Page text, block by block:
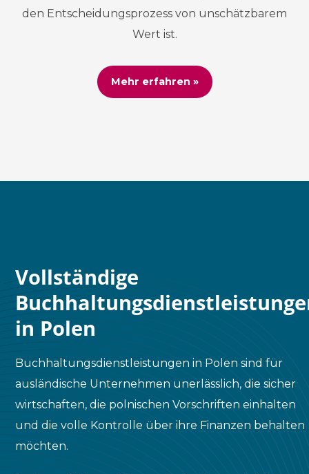
den Entscheidungsprozess von unschätzbarem
Wert ist.
Mehr erfahren »
Vollständige
in Polen
Buchhaltungsdienstleistungen in Polen sind für
ausländische Unternehmen unerlässlich, die sicher
wirtschaften, die polnischen Vorschriften einhalten
und die volle Kontrolle über ihre Finanzen behalten
möchten.